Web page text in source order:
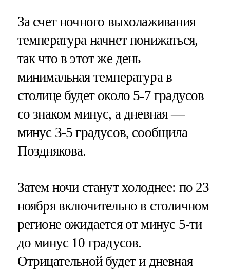
За счет ночного выхолаживания
температура начнет понижаться,
так что в этот же день
минимальная температура в
столице будет около 5-7 градусов
со знаком минус, а дневная —
минус 3-5 градусов, сообщила
Позднякова.
Затем ночи станут холоднее: по 23
ноября включительно в столичном
регионе ожидается от минус 5-ти
до минус 10 градусов.
Отрицательной будет и дневная